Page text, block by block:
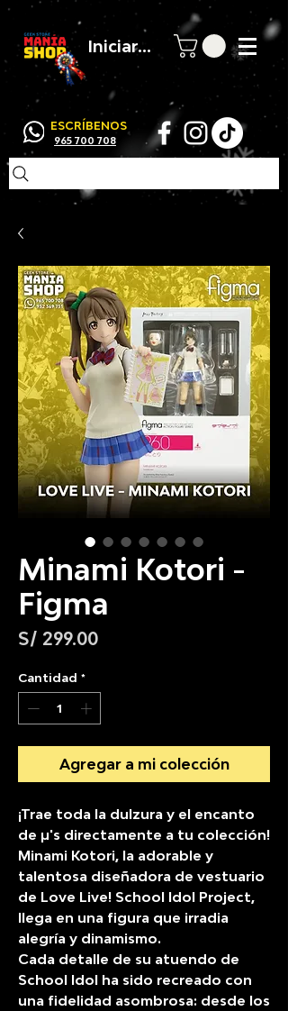
Iniciar sesión
ESCRÍBENOS
965 700 708
Minami Kotori -
Figma
S/ 299.00Precio
Cantidad *
Agregar a mi colección
¡Trae toda la dulzura y el encanto
de μ's directamente a tu colección!
Minami Kotori, la adorable y
talentosa diseñadora de vestuario
de Love Live! School Idol Project,
llega en una figura que irradia
alegría y dinamismo.
​Cada detalle de su atuendo de
School Idol ha sido recreado con
una fidelidad asombrosa: desde los